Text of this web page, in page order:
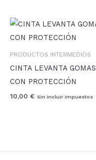
PRODUCTOS INTERMEDIOS
CINTA LEVANTA GOMAS
CON PROTECCIÓN
10,00 € Sin incluir impuestos